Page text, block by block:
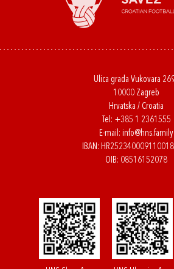
Ulica grada Vukovara
10000 Zagreb
Hrvatska / Croatia
Tel: +385 1 2361555
E-mail: info@hns.family
IBAN:
OIB: 08516152078